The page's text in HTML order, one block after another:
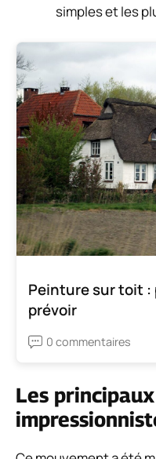
simples et les
Peinture sur toit :
prévoir
0 commentaires
Les